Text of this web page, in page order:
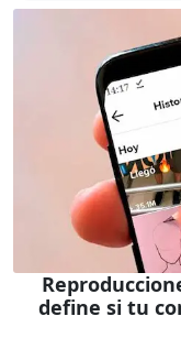
define si tu